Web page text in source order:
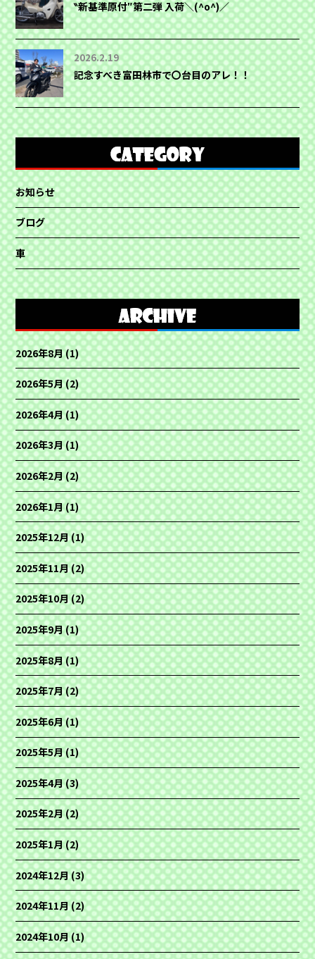
‶新基準原付″第二弾 入荷＼(^o^)／
2026.2.19
記念すべき富田林市で〇台目のアレ！！
お知らせ
ブログ
車
2026年8月(1)
2026年5月(2)
2026年4月(1)
2026年3月(1)
2026年2月(2)
2026年1月(1)
2025年12月(1)
2025年11月(2)
2025年10月(2)
2025年9月(1)
2025年8月(1)
2025年7月(2)
2025年6月(1)
2025年5月(1)
2025年4月(3)
2025年2月(2)
2025年1月(2)
2024年12月(3)
2024年11月(2)
2024年10月(1)